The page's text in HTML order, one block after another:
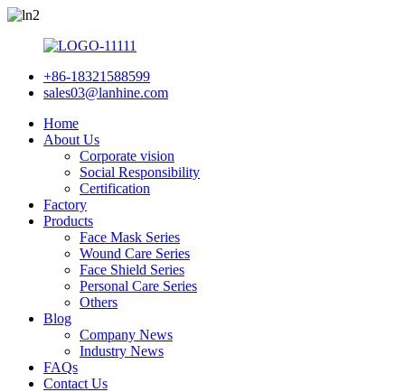
+86-18321588599
sales03@lanhine.com
Home
About Us
Corporate vision
Social Responsibility
Certification
Factory
Products
Face Mask Series
Wound Care Series
Face Shield Series
Personal Care Series
Others
Blog
Company News
Industry News
FAQs
Contact Us